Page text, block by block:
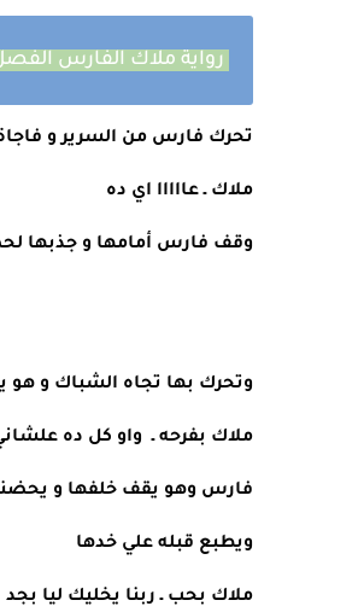
رواية ملاك الفارس
تحرك فارس من السرير و
ملاك ـ عااااا اي ده
وقف فارس أمامها و جذبها
وتحرك بها تجاه الشباك و هو
ملاك بفرحه ـ  واو كل ده
فارس وهو يقف خلفها و
ويطبع قبله علي خدها
ملاك بحب ـ ربنا يخليك ليا بجد